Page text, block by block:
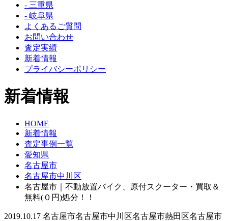
- 三重県
- 岐阜県
よくあるご質問
お問い合わせ
査定実績
新着情報
プライバシーポリシー
新着情報
HOME
新着情報
査定事例一覧
愛知県
名古屋市
名古屋市中川区
名古屋市｜不動放置バイク、原付スクーター・買取＆
無料(０円)処分！！
2019.10.17 名古屋市名古屋市中川区名古屋市熱田区名古屋市